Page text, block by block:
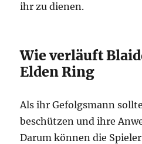
ihr zu dienen.
Wie verläuft
Elden Ring
Als ihr Gefolgsmann
beschützen und ihre
Darum können die